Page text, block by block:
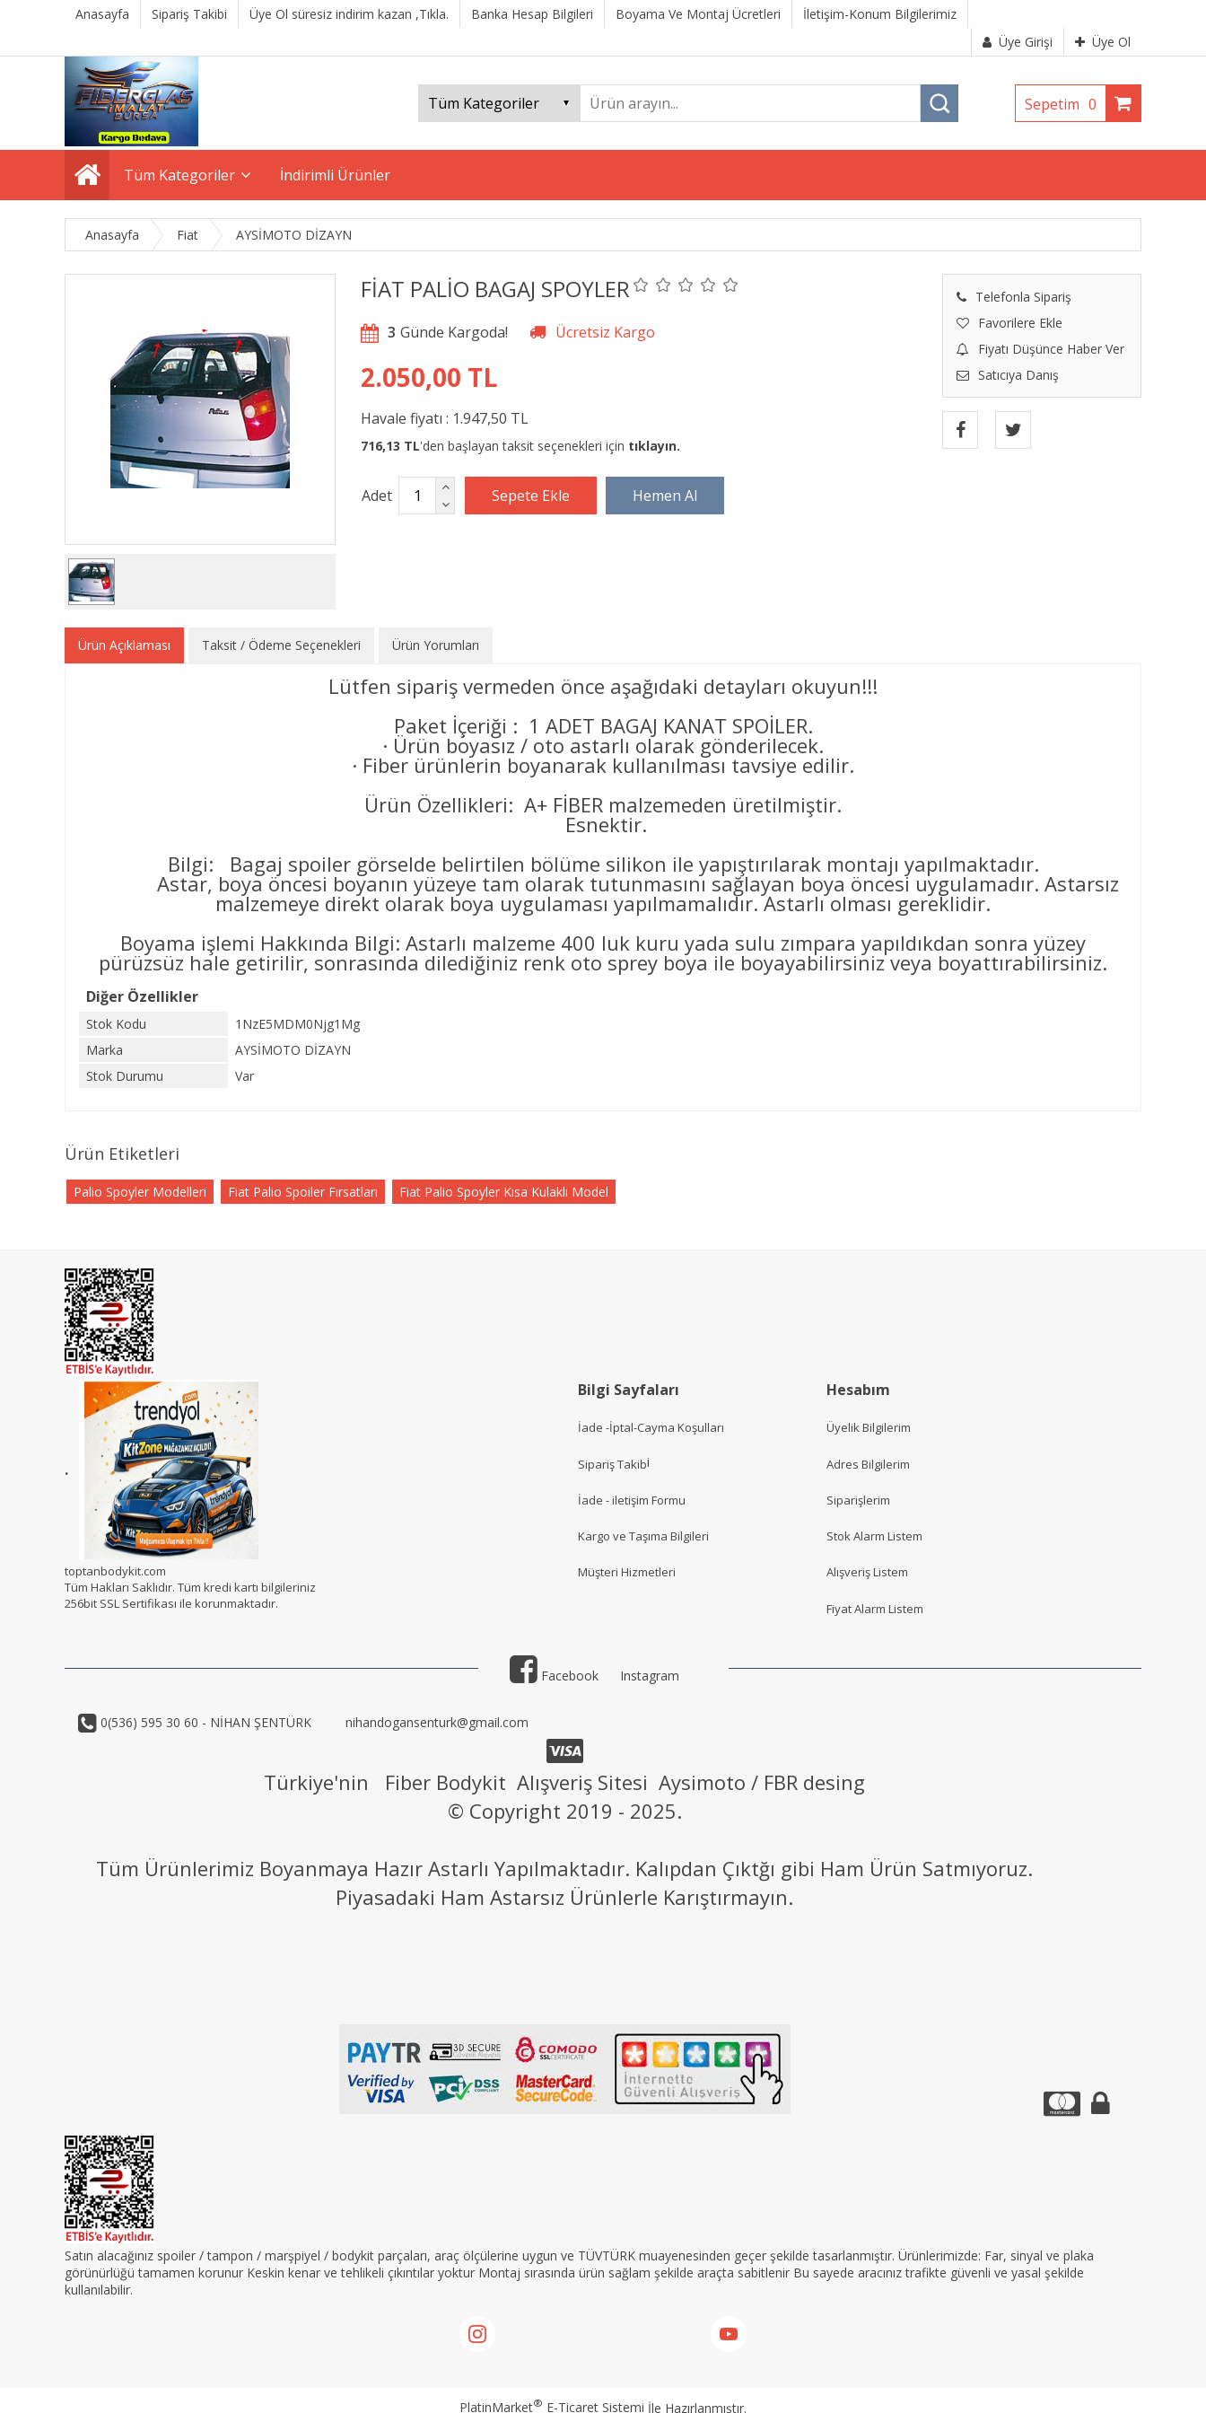
Anasayfa Sipariş Takibi Üye Ol süresiz indirim kazan ,Tıkla. Banka Hesap Bilgileri Boyama Ve Montaj Ücretleri
İletişim-Konum Bilgilerimiz
Üye Girişi
Üye Ol
Sepetim 0
Tüm Kategoriler İndirimli Ürünler
Anasayfa Fiat AYSİMOTO DİZAYN
FİAT PALİO BAGAJ SPOYLER
Telefonla Sipariş
Favorilere Ekle
Fiyatı Düşünce Haber Ver
Satıcıya Danış
3
2.050,00 TL
Havale fiyatı : 1.947,50 TL
716,13 TL'den başlayan taksit seçenekleri için tıklayın.
Adet
Ürün Açıklaması Taksit / Ödeme Seçenekleri Ürün Yorumları
Lütfen sipariş vermeden önce aşağıdaki detayları okuyun!!!
Paket İçeriği : 1 ADET BAGAJ KANAT SPOİLER.
· Ürün boyasız / oto astarlı olarak gönderilecek.
· Fiber ürünlerin boyanarak kullanılması tavsiye edilir.
Ürün Özellikleri: A+ FİBER malzemeden üretilmiştir.
Esnektir.
Bilgi: Bagaj spoiler görselde belirtilen bölüme silikon ile yapıştırılarak montajı yapılmaktadır.
Astar, boya öncesi boyanın yüzeye tam olarak tutunmasını sağlayan boya öncesi uygulamadır. Astarsız
malzemeye direkt olarak boya uygulaması yapılmamalıdır. Astarlı olması gereklidir.
Boyama işlemi Hakkında Bilgi: Astarlı malzeme 400 luk kuru yada sulu zımpara yapıldıkdan sonra yüzey
pürüzsüz hale getirilir, sonrasında dilediğiniz renk oto sprey boya ile boyayabilirsiniz veya boyattırabilirsiniz.
Diğer Özellikler
Stok Kodu
1NzE5MDM0Njg1Mg
Marka
AYSİMOTO DİZAYN
Stok Durumu
Var
Ürün Etiketleri
Palio Spoyler Modelleri Fiat Palio Spoiler Fırsatları Fiat Palio Spoyler Kısa Kulaklı Model
.
toptanbodykit.com
Tüm Hakları Saklıdır. Tüm kredi kartı bilgileriniz
256bit SSL Sertifikası ile korunmaktadır.
Bilgi Sayfaları
İade -İptal-Cayma Koşulları
Sipariş Takibi
İade - iletişim Formu
Kargo ve Taşıma Bilgileri
Müşteri Hizmetleri
Hesabım
Üyelik Bilgilerim
Adres Bilgilerim
Siparişlerim
Stok Alarm Listem
Alışveriş Listem
Fiyat Alarm Listem
Facebook Instagram
0(536) 595 30 60 - NİHAN ŞENTÜRK nihandogansenturk@gmail.com
Türkiye'nin Fiber Bodykit Alışveriş Sitesi Aysimoto / FBR desing
© Copyright 2019 - 2025.
Tüm Ürünlerimiz Boyanmaya Hazır Astarlı Yapılmaktadır. Kalıpdan Çıktğı gibi Ham Ürün Satmıyoruz.
Piyasadaki Ham Astarsız Ürünlerle Karıştırmayın.
Satın alacağınız spoiler / tampon / marşpiyel / bodykit parçaları, araç ölçülerine uygun ve TÜVTÜRK muayenesinden geçer şekilde tasarlanmıştır. Ürünlerimizde: Far, sinyal ve plaka
görünürlüğü tamamen korunur Keskin kenar ve tehlikeli çıkıntılar yoktur Montaj sırasında ürün sağlam şekilde araçta sabitlenir Bu sayede aracınız trafikte güvenli ve yasal şekilde
kullanılabilir.
PlatinMarket® E-Ticaret Sistemi İle Hazırlanmıştır.